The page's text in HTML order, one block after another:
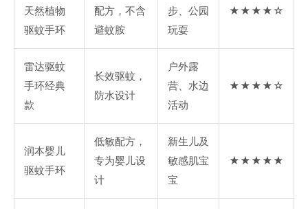
天然植物
驱蚊手环
配方，不含
避蚊胺
步、公园
玩耍
★★★★☆
雷达驱蚊
手环经典
款
长效驱蚊，
防水设计
户外露
营、水边
活动
★★★★☆
润本婴儿
驱蚊手环
低敏配方，
专为婴儿设
计
新生儿及
敏感肌宝
宝
★★★★★